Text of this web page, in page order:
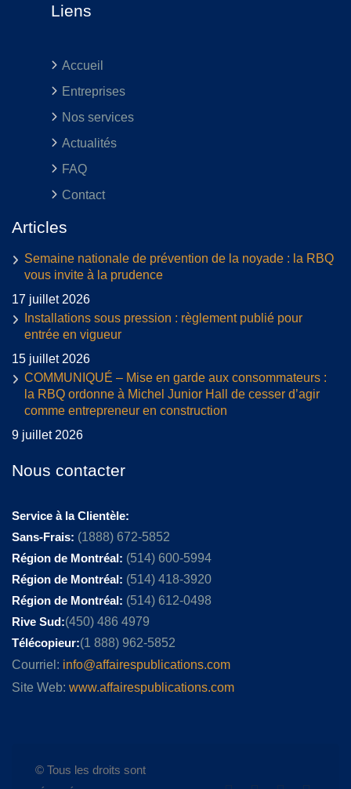
Liens
Accueil
Entreprises
Nos services
Actualités
FAQ
Contact
Articles
Semaine nationale de prévention de la noyade : la RBQ
vous invite à la prudence
17 juillet 2026
Installations sous pression : règlement publié pour
entrée en vigueur
15 juillet 2026
COMMUNIQUÉ – Mise en garde aux consommateurs :
la RBQ ordonne à Michel Junior Hall de cesser d’agir
comme entrepreneur en construction
9 juillet 2026
Nous contacter
Service à la Clientèle:
Sans-Frais: (1888) 672-5852
Région de Montréal: (514) 600-5994
Région de Montréal: (514) 418-3920
Région de Montréal: (514) 612-0498
Rive Sud:(450) 486 4979
Télécopieur:(1 888) 962-5852
Courriel: info@affairespublications.com
Site Web: www.affairespublications.com
© Tous les droits sont